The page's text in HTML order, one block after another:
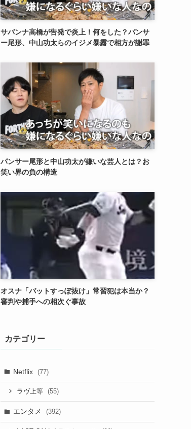
サバンナ高橋が告発で炎上！何をした？パンサ
ー尾形、中山功太らのイジメ暴露で相方が謝罪
パンサー尾形と中山功太が嫌いな芸人とは？お
笑い界の負の構造
オスナ「バットすっぽ抜け」常習犯は本当か？
審判や捕手への相次ぐ事故
カテゴリー
Netflix (77)
ラヴ上等 (55)
エンタメ (392)